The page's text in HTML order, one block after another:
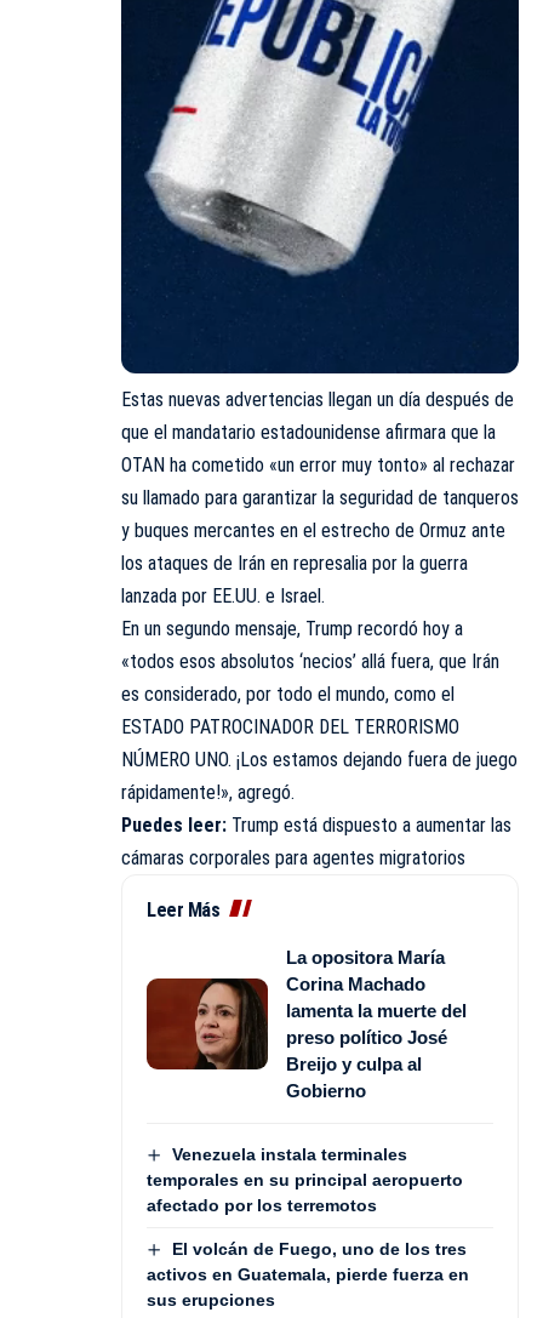
Estas nuevas advertencias llegan un día después de
que el mandatario estadounidense afirmara que la
OTAN ha cometido «un error muy tonto» al rechazar
su llamado para garantizar la seguridad de tanqueros
y buques mercantes en el estrecho de Ormuz ante
los ataques de Irán en represalia por la guerra
lanzada por EE.UU. e Israel.
En un segundo mensaje, Trump recordó hoy a
«todos esos absolutos ‘necios’ allá fuera, que Irán
es considerado, por todo el mundo, como el
ESTADO PATROCINADOR DEL TERRORISMO
NÚMERO UNO. ¡Los estamos dejando fuera de juego
rápidamente!», agregó.
Puedes leer: Trump está dispuesto a aumentar las
cámaras corporales para agentes migratorios
Leer Más
La opositora María
Corina Machado
lamenta la muerte del
preso político José
Breijo y culpa al
Gobierno
Venezuela instala terminales
temporales en su principal aeropuerto
afectado por los terremotos
El volcán de Fuego, uno de los tres
activos en Guatemala, pierde fuerza en
sus erupciones